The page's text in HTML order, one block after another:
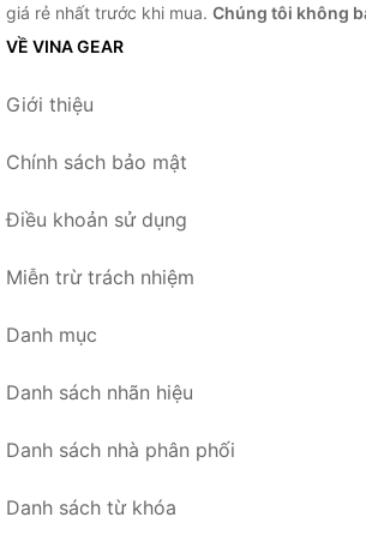
giá rẻ nhất trước khi mua. Chúng tôi không
VỀ VINA GEAR
Giới thiệu
Chính sách bảo mật
Điều khoản sử dụng
Miễn trừ trách nhiệm
Danh mục
Danh sách nhãn hiệu
Danh sách nhà phân phối
Danh sách từ khóa